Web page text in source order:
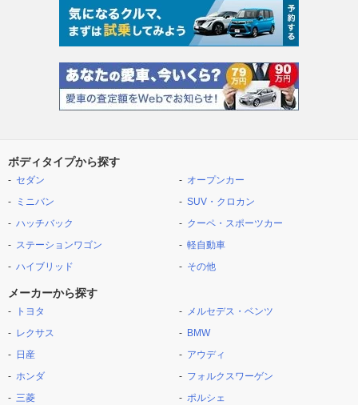
ボディタイプから探す
セダン
ミニバン
ハッチバック
ステーションワゴン
ハイブリッド
オープンカー
SUV・クロカン
クーペ・スポーツカー
軽自動車
その他
メーカーから探す
トヨタ
レクサス
日産
ホンダ
三菱
メルセデス・ベンツ
BMW
アウディ
フォルクスワーゲン
ポルシェ